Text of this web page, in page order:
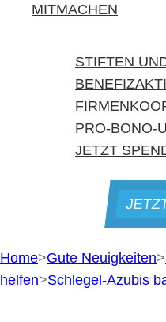
MITMACHEN
STIFTEN
PRO-BONO-
JETZT
Home>Gute Neuigkeiten>
helfen>Schlegel-Azubis